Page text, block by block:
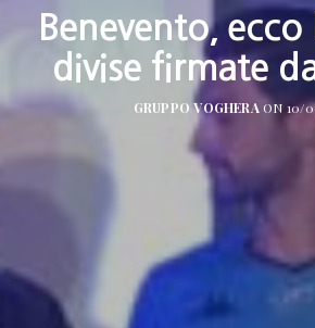
Benevento,
divise firmate
GRUPPO VOGHERAON 10/